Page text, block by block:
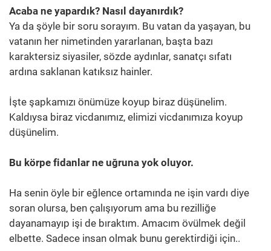
Acaba ne yapardık? Nasıl dayanırdık?
Ya da şöyle bir soru sorayım. Bu vatan da yaşayan, bu
vatanın her nimetinden yararlanan, başta bazı
karaktersiz siyasiler, sözde aydınlar, sanatçı sıfatı
ardına saklanan katıksız hainler.
İşte şapkamızı önümüze koyup biraz düşünelim.
Kaldıysa biraz vicdanımız, elimizi vicdanımıza koyup
düşünelim.
Bu körpe fidanlar ne uğruna yok oluyor.
Ha senin öyle bir eğlence ortamında ne işin vardı diye
soran olursa, ben çalışıyorum ama bu rezilliğe
dayanamayıp işi de bıraktım. Amacım övülmek değil
elbette. Sadece insan olmak bunu gerektirdiği için..